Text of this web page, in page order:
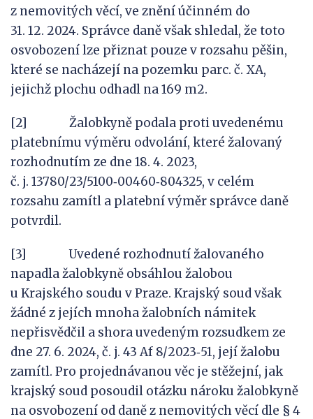
z nemovitých věcí, ve znění účinném do
31. 12. 2024. Správce daně však shledal, že toto
osvobození lze přiznat pouze v rozsahu pěšin,
které se nacházejí na pozemku parc. č. XA,
jejichž plochu odhadl na 169 m2.
[2] Žalobkyně podala proti uvedenému
platebnímu výměru odvolání, které žalovaný
rozhodnutím ze dne 18. 4. 2023,
č. j. 13780/23/5100‑00460‑804325, v celém
rozsahu zamítl a platební výměr správce daně
potvrdil.
[3] Uvedené rozhodnutí žalovaného
napadla žalobkyně obsáhlou žalobou
u Krajského soudu v Praze. Krajský soud však
žádné z jejích mnoha žalobních námitek
nepřisvědčil a shora uvedeným rozsudkem ze
dne 27. 6. 2024, č. j. 43 Af 8/2023‑51, její žalobu
zamítl. Pro projednávanou věc je stěžejní, jak
krajský soud posoudil otázku nároku žalobkyně
na osvobození od daně z nemovitých věcí dle § 4